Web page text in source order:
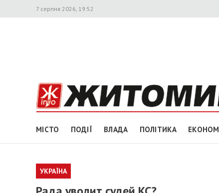
7 серпня 2026, 19:52
МІСТО ПОДІЇ ВЛАДА ПОЛІТИКА
УКРАЇНА